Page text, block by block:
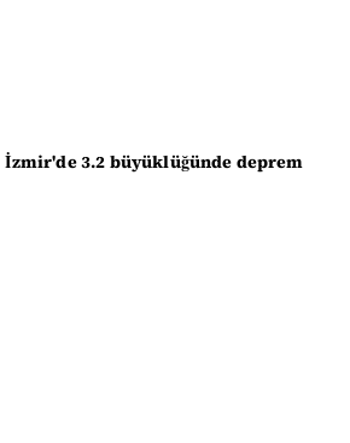
İzmir'de 3.2 büyüklüğünde deprem